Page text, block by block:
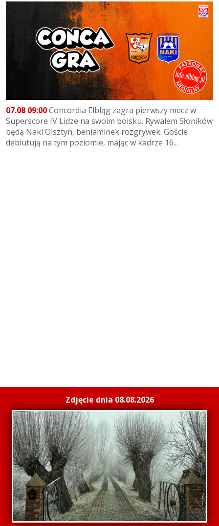
07.08 09:00Concordia Elbląg zagra pierwszy mecz w
Superscore IV Lidze na swoim boisku. Rywalem Słoników
będą Naki Olsztyn, beniaminek rozgrywek. Goście
debiutują na tym poziomie, mając w kadrze 16...
Zdjęcie dnia 08.08.2026